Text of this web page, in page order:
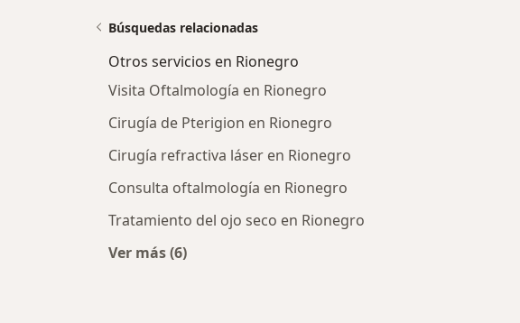
Búsquedas relacionadas
Otros servicios en Rionegro
Visita Oftalmología en Rionegro
Cirugía de Pterigion en Rionegro
Cirugía refractiva láser en Rionegro
Consulta oftalmología en Rionegro
Tratamiento del ojo seco en Rionegro
Ver más (6)